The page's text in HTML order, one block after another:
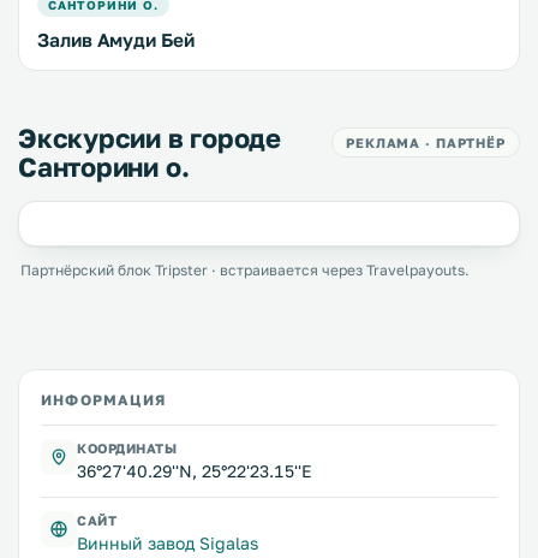
САНТОРИНИ О.
Залив Амуди Бей
Экскурсии в городе
Санторини о.
РЕКЛАМА · ПАРТНЁР
Партнёрский блок Tripster · встраивается через Travelpayouts.
ИНФОРМАЦИЯ
КООРДИНАТЫ
36°27'40.29''N, 25°22'23.15''E
САЙТ
Винный завод Sigalas